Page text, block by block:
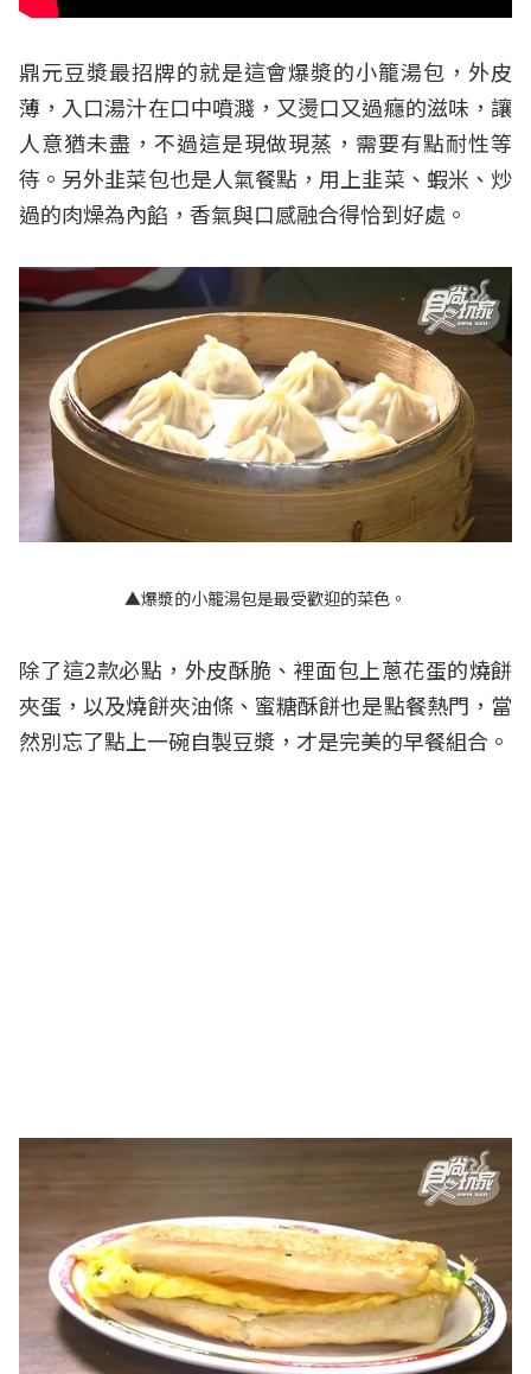
鼎元豆漿最招牌的就是這會爆漿的小籠湯包，外皮
薄，入口湯汁在口中噴濺，又燙口又過癮的滋味，讓
人意猶未盡，不過這是現做現蒸，需要有點耐性等
待。另外韭菜包也是人氣餐點，用上韭菜、蝦米、炒
過的肉燥為內餡，香氣與口感融合得恰到好處。
▲爆漿的小籠湯包是最受歡迎的菜色。
除了這2款必點，外皮酥脆、裡面包上蔥花蛋的燒餅
夾蛋，以及燒餅夾油條、蜜糖酥餅也是點餐熱門，當
然別忘了點上一碗自製豆漿，才是完美的早餐組合。